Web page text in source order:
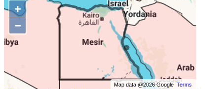
+
−
Map data @2026 GoogleTerms